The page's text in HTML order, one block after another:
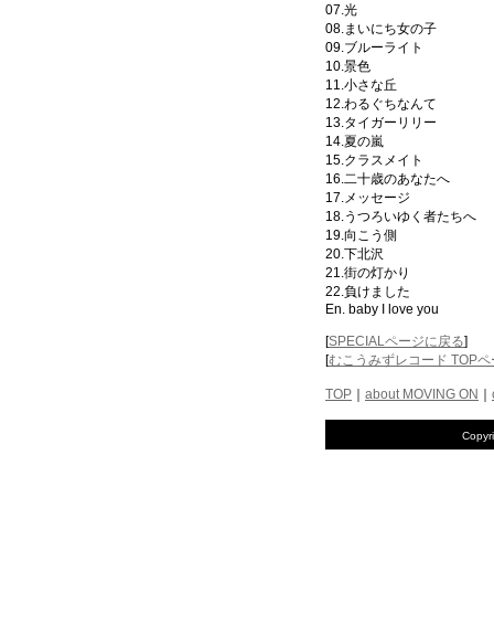
07.光
08.まいにち女の子
09.ブルーライト
10.景色
11.小さな丘
12.わるぐちなんて
13.タイガーリリー
14.夏の嵐
15.クラスメイト
16.二十歳のあなたへ
17.メッセージ
18.うつろいゆく者たちへ
19.向こう側
20.下北沢
21.街の灯かり
22.負けました
En. baby I love you
[SPECIALページに戻る]
[むこうみずレコード TOP
TOP about MOVING ON